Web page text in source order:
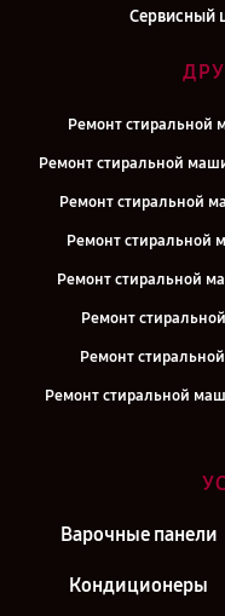
Сервисный
Ремонт стиральной
Ремонт стиральной
Ремонт стиральной
Ремонт стиральной
Ремонт стиральной
Ремонт
Ремонт
Ремонт стиральной
Варочные панели
Кондиционеры